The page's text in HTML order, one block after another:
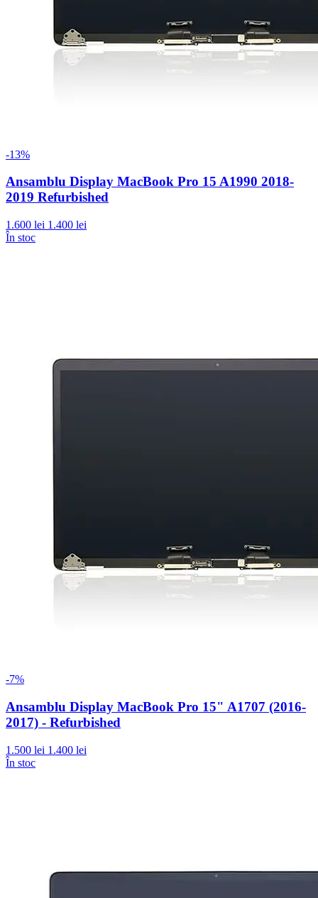
-13%
Ansamblu Display MacBook Pro 15 A1990 2018-
2019 Refurbished
1.600 lei 1.400 lei
În stoc
-7%
Ansamblu Display MacBook Pro 15" A1707 (2016-
2017) - Refurbished
1.500 lei 1.400 lei
În stoc